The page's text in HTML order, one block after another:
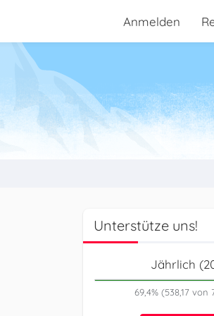
Anmelden
Unterstütze uns!
Jährlich
69,4% (538,17 von